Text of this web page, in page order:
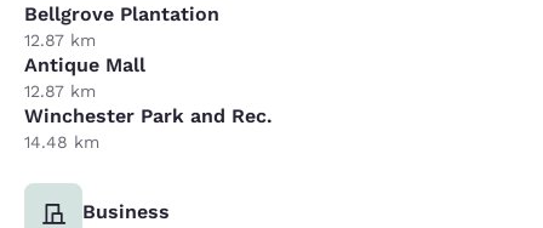
Bellgrove Plantation
12.87 km
Antique Mall
12.87 km
Winchester Park and Rec.
14.48 km
Business